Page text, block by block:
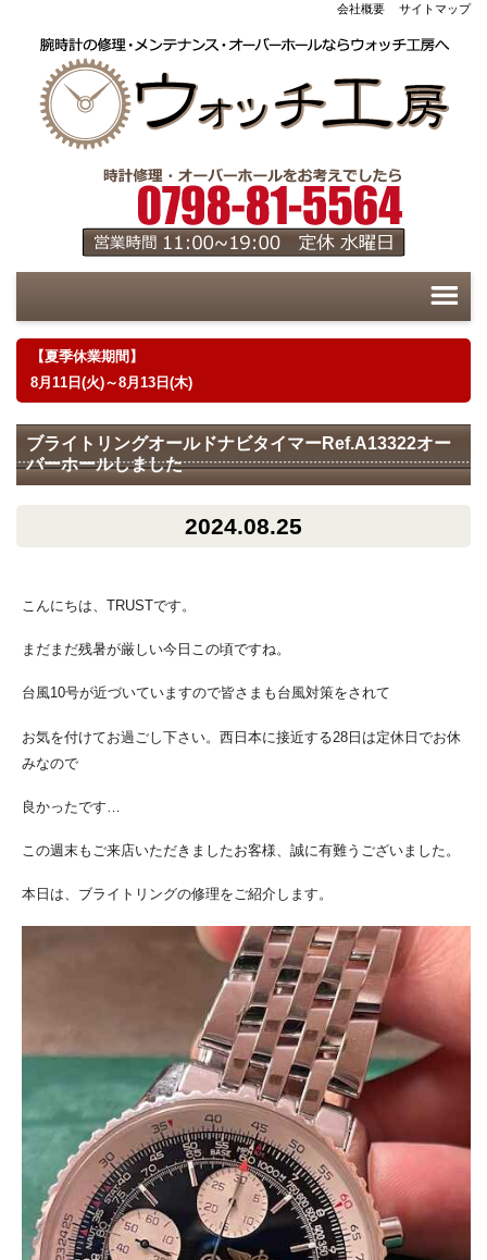
会社概要 サイトマップ
【夏季休業期間】
8月11日(火)～8月13日(木)
ブライトリングオールドナビタイマーRef.A13322オー
バーホールしました
2024.08.25
こんにちは、TRUSTです。
まだまだ残暑が厳しい今日この頃ですね。
台風10号が近づいていますので皆さまも台風対策をされて
お気を付けてお過ごし下さい。西日本に接近する28日は定休日でお休
みなので
良かったです…
この週末もご来店いただきましたお客様、誠に有難うございました。
本日は、ブライトリングの修理をご紹介します。